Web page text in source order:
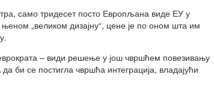
само тридесет посто Европљана виде ЕУ у
„великом дизајну“, цене је по оном шта им
– види решење у још чвршћем повезивању
би се постигла чвршћа интеграција, владајући